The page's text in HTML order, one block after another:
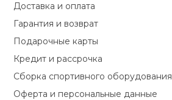
Доставка и оплата
Гарантия и возврат
Подарочные карты
Кредит и рассрочка
Сборка спортивного оборудования
Оферта и персональные данные